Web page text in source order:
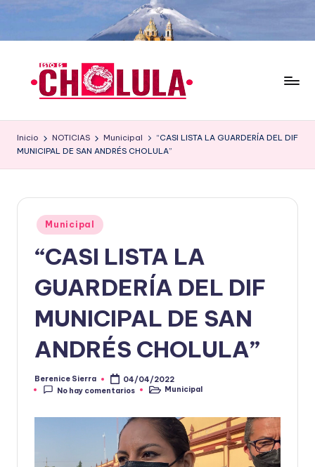
contenido
Inicio NOTICIAS Municipal
“CASI LISTA LA GUARDERÍA DEL DIF
MUNICIPAL DE SAN ANDRÉS CHOLULA”
Publicado
en
Municipal
“CASI LISTA LA
GUARDERÍA DEL DIF
MUNICIPAL DE SAN
ANDRÉS CHOLULA”
Publicado
por
Berenice Sierra
04/04/2022
No hay comentarios
Publicado
Municipal